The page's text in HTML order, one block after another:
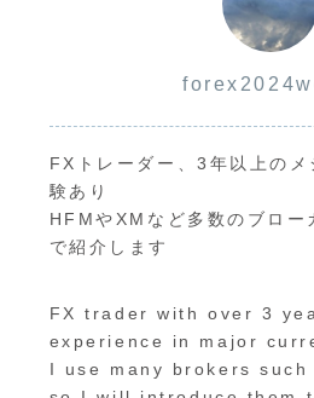
FXトレーダー、3年以上のメ
験あり
HFMやXMなど多数のブロー
で紹介します
FX trader with over 3
experience in major
I use many brokers such